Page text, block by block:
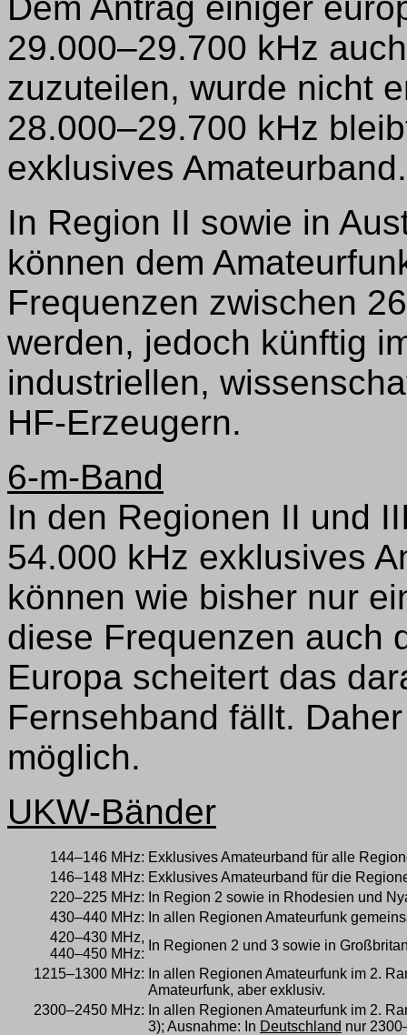
29.000–29.700 kHz
zuzuteilen, wurde nicht
28.000–29.700 kHz
exklusives Amateurband.
In Region II sowie in
können dem
Frequenzen zwischen
werden, jedoch künftig
industriellen,
HF-Erzeugern.
6-m-Band
In den Regionen II und
54.000 kHz exklusives
können wie bisher nur
diese Frequenzen auch
Europa scheitert das
Fernsehband fällt.
möglich.
UKW-Bänder
144–146 MHz: Exklusives Amateurband für alle
146–148 MHz: Exklusives Amateurband für die
220–225 MHz: In Region 2 sowie in Rhodesien und
430–440 MHz: In allen Regionen Amateurfunk
420–430 MHz,
440–450 MHz:
In Regionen 2 und 3 sowie in
1215–1300 MHz: In allen Regionen Amateurfunk im 2.
Amateurfunk, aber exklusiv.
2300–2450 MHz: In allen Regionen Amateurfunk im 2.
3); Ausnahme: In Deutschland nur